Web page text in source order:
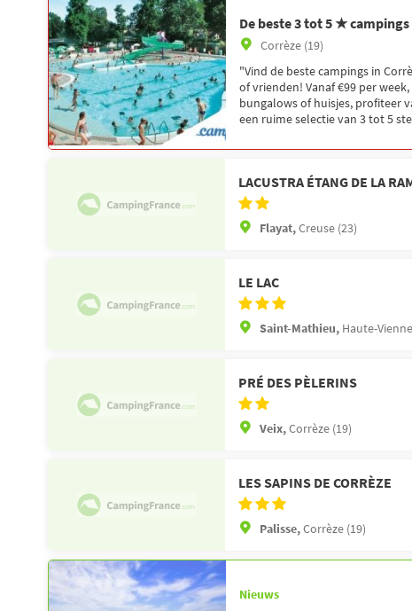
De beste 3 tot 5 ★
Corrèze (19)
"Vind de beste campings in
of vrienden! Vanaf €99 per
bungalows of huisjes, profiteer
een ruime selectie van 3 tot 5
LACUSTRA ÉTANG DE LA
Flayat,Creuse (23)
LE LAC
Saint-Mathieu, Haute-
PRÉ DES PÈLERINS
Veix,Corrèze (19)
LES SAPINS DE CORRÈZE
Palisse,Corrèze (19)
Nieuws